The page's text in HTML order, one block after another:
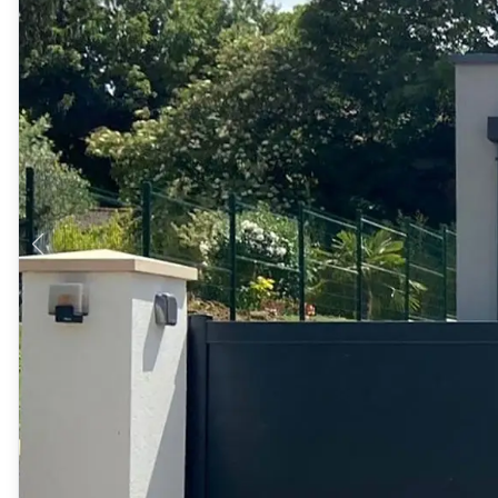
Produits > Habillages extérieur aluminium > Habillage de
Produits > Habillages extérieur aluminium > Habillage de
Produits > Habillages extérieur aluminium > Habillage de
Produits > Habillages extérieur aluminium > Habillage de
Produits > Habillages extérieur aluminium > Habillage de
Produits > Habillages extérieur aluminium > Treillis
Produits > Produits par collection > Comparer les
Produits > Produits par collection > Collection Archy
Produits > Produits par collection > Collection Cosy
Produits > Produits par collection > Collection Trady
Produits > Produits par collection > Collection Fresk
Produits > Produits par collection > Collection Bois
Produits > Produits par collection > Collection Ceklo
Produits > Coloris et décors > Coloris aluminium
Produits > Coloris et décors > Coloris aluminium ton bois
Produits > Coloris et décors > Essences de bois
Produits > Coloris et décors > Coloris sur-mesure
Produits > Coloris et décors > Décors Fresk
Produits > Options > Poteaux